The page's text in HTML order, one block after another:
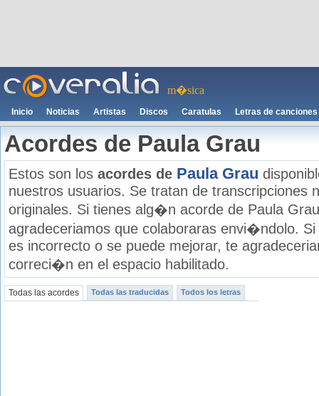
m�sica
Inicio Noticias Artistas Discos Caratulas Letras de canciones
Acordes de Paula Grau
Estos son los acordes de Paula Grau
nuestros usuarios. Se tratan de transcripciones
originales. Si tienes alg�n acorde de Paula
agradeceriamos que colaboraras envi�ndolo.
es incorrecto o se puede mejorar, te
correci�n en el espacio habilitado.
Todas las acordes Todas las traducidas Todos los letras